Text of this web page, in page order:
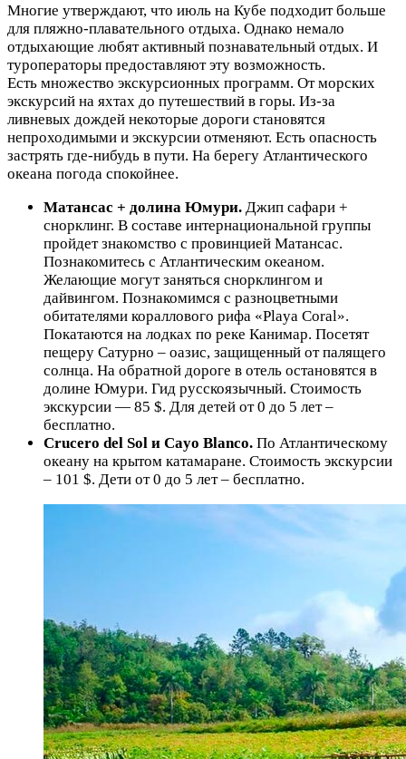
Многие утверждают, что июль на Кубе подходит больше
для пляжно-плавательного отдыха. Однако немало
отдыхающие любят активный познавательный отдых. И
туроператоры предоставляют эту возможность.
Есть множество экскурсионных программ. От морских
экскурсий на яхтах до путешествий в горы. Из-за
ливневых дождей некоторые дороги становятся
непроходимыми и экскурсии отменяют. Есть опасность
застрять где-нибудь в пути. На берегу Атлантического
океана погода спокойнее.
Матансас + долина Юмури. Джип сафари +
снорклинг. В составе интернациональной группы
пройдет знакомство с провинцией Матансас.
Познакомитесь с Атлантическим океаном.
Желающие могут заняться снорклингом и
дайвингом. Познакомимся с разноцветными
обитателями кораллового рифа «Playa Coral».
Покатаются на лодках по реке Канимар. Посетят
пещеру Сатурно – оазис, защищенный от палящего
солнца. На обратной дороге в отель остановятся в
долине Юмури. Гид русскоязычный. Стоимость
экскурсии — 85 $. Для детей от 0 до 5 лет –
бесплатно.
Crucero del Sol и Cayo Blanco. По Атлантическому
океану на крытом катамаране. Стоимость экскурсии
– 101 $. Дети от 0 до 5 лет – бесплатно.